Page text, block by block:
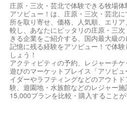
庄原・三次・芸北で体験できる牧場体
アソビュー！は、庄原・三次・芸北
所を取り寄せ、価格、人気順、エリ
較し、あなたにピッタリの庄原・三
きる企業をご紹介する、国内最大級の
記憶に残る経験をアソビュー！で体
しょう！
アクティビティの予約、レジャーチ
遊びのマーケットプレイス「アソビ
イダーやラフティングなどのアウト
験、遊園地・水族館などのレジャー
15,000プランを比較・購入することが